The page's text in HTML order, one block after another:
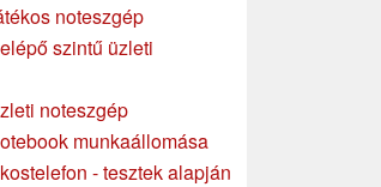
noteszgép
szintű üzleti
noteszgép
munkaállomása
- tesztek alapján